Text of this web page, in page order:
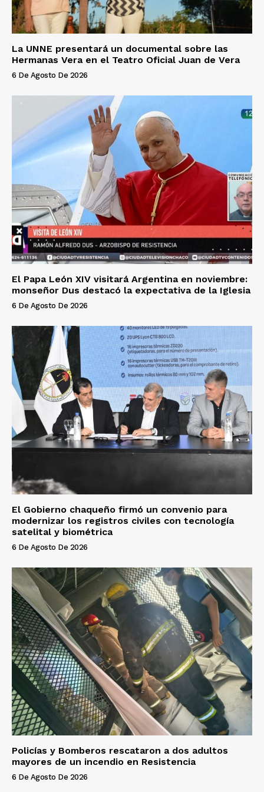
La UNNE presentará un documental sobre las
Hermanas Vera en el Teatro Oficial Juan de Vera
6 De Agosto De 2026
El Papa León XIV visitará Argentina en noviembre:
monseñor Dus destacó la expectativa de la Iglesia
6 De Agosto De 2026
El Gobierno chaqueño firmó un convenio para
modernizar los registros civiles con tecnología
satelital y biométrica
6 De Agosto De 2026
Policías y Bomberos rescataron a dos adultos
mayores de un incendio en Resistencia
6 De Agosto De 2026